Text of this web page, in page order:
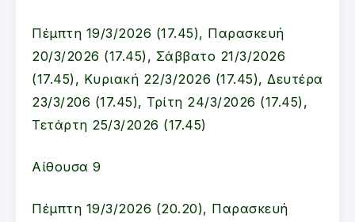
Πέμπτη 19/3/2026 (17.45), Παρασκευή
20/3/2026 (17.45), Σάββατο 21/3/2026
(17.45), Κυριακή 22/3/2026 (17.45), Δευτέρα
23/3/206 (17.45), Τρίτη 24/3/2026 (17.45),
Τετάρτη 25/3/2026 (17.45)
Αίθουσα 9
Πέμπτη 19/3/2026 (20.20), Παρασκευή